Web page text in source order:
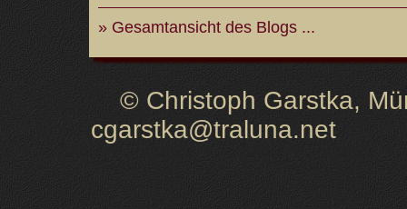
» Gesamtansicht des Blogs ...
© Christoph Garstka,
cgarstka@traluna.net